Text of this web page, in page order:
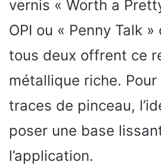
vernis « Worth a
OPI ou « Penny Talk
tous deux offrent ce
métallique riche.
traces de pinceau,
poser une base
l’application.